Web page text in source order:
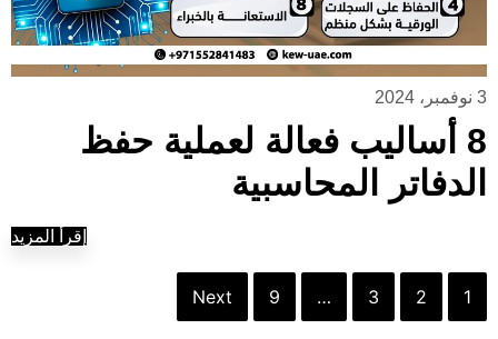
3 نوفمبر، 2024
8 أساليب فعالة لعملية حفظ
الدفاتر المحاسبية
إقرأ المزيد
1
2
3
…
9
Next